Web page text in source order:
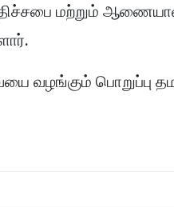
மற்றும்
வழங்கும் பொறுப்பு